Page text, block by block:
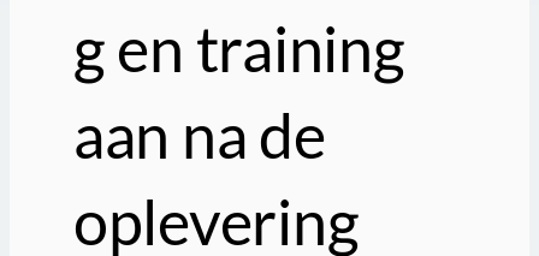
g en training
aan na de
oplevering